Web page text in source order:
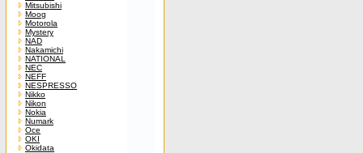
Mitsubishi
Moog
Motorola
Mystery
NAD
Nakamichi
NATIONAL
NEC
NEFF
NESPRESSO
Nikko
Nikon
Nokia
Numark
Oce
OKI
Okidata